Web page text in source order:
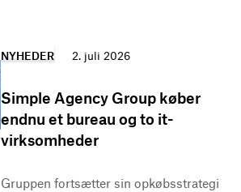
NYHEDER 2. juli 2026
Simple Agency Group køber
endnu et bureau og to it-
virksomheder
Gruppen fortsætter sin opkøbsstrategi